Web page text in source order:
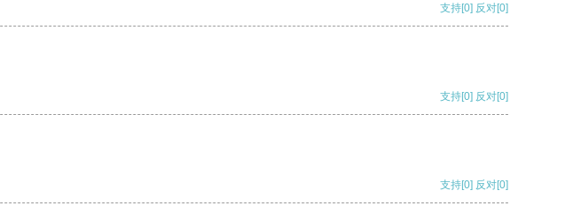
支持[0] 反对[0]
支持[0] 反对[0]
支持[0] 反对[0]